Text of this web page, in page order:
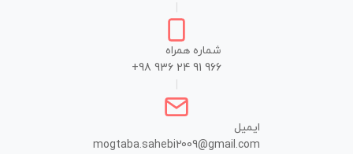
شماره همراه
+98 936 24 91 966
ایمیل
mogtaba.sahebi2009@gmail.com